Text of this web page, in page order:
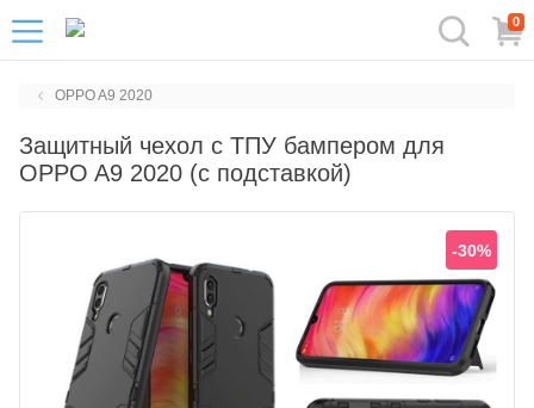
0
OPPO A9 2020
Защитный чехол с ТПУ бампером для
OPPO A9 2020 (c подставкой)
-30%